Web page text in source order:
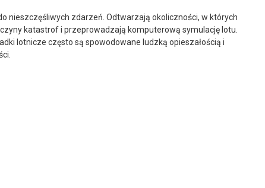
nieszczęśliwych zdarzeń. Odtwarzają okoliczności, w których
katastrof i przeprowadzają komputerową symulację lotu.
lotnicze często są spowodowane ludzką opieszałością i